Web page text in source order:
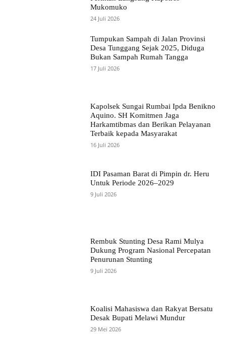
Mukomuko
24 Juli 2026
Tumpukan Sampah di Jalan Provinsi
Desa Tunggang Sejak 2025, Diduga
Bukan Sampah Rumah Tangga
17 Juli 2026
Kapolsek Sungai Rumbai Ipda Benikno
Aquino. SH Komitmen Jaga
Harkamtibmas dan Berikan Pelayanan
Terbaik kepada Masyarakat
16 Juli 2026
IDI Pasaman Barat di Pimpin dr. Heru
Untuk Periode 2026–2029
9 Juli 2026
Rembuk Stunting Desa Rami Mulya
Dukung Program Nasional Percepatan
Penurunan Stunting
9 Juli 2026
Koalisi Mahasiswa dan Rakyat Bersatu
Desak Bupati Melawi Mundur
29 Mei 2026